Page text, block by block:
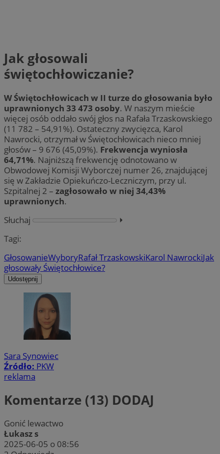
Jak głosowali
świętochłowiczanie?
W Świętochłowicach w II turze do głosowania było
uprawnionych 33 473 osoby. W naszym mieście
więcej osób oddało swój głos na Rafała Trzaskowskiego
(11 782 – 54,91%). Ostateczny zwycięzca, Karol
Nawrocki, otrzymał w Świętochłowicach nieco mniej
głosów – 9 676 (45,09%). Frekwencja wyniosła
64,71%. Najniższą frekwencję odnotowano w
Obwodowej Komisji Wyborczej numer 26, znajdującej
się w Zakładzie Opiekuńczo-Leczniczym, przy ul.
Szpitalnej 2 – zagłosowało w niej 34,43%
uprawnionych.
Słuchaj
⏵︎
Tagi:
GłosowanieWyboryRafał TrzaskowskiKarol NawrockiJak
głosowały Świętochłowice?
Udostępnij
Sara Synowiec
Źródło: PKW
reklama
Komentarze (13) DODAJ
Gonić lewactwo
Łukasz s
2025-06-05 o 08:56